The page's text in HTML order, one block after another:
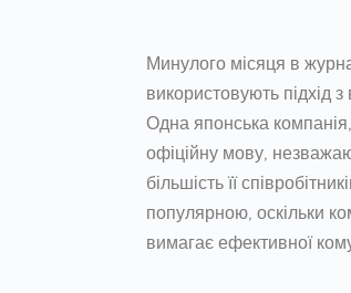
Минулого місяця в
використовують підхід
Одна японська
офіційну мову,
більшість її
популярною, оскільки
вимагає ефективної